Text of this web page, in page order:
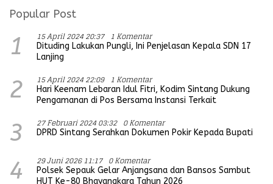
Popular Post
1 15 April 2024 20:37 1 Komentar
Dituding Lakukan Pungli, Ini Penjelasan Kepala SDN 17
Lanjing
2 15 April 2024 22:09 1 Komentar
Hari Keenam Lebaran Idul Fitri, Kodim Sintang Dukung
Pengamanan di Pos Bersama Instansi Terkait
3 27 Februari 2024 03:32 0 Komentar
DPRD Sintang Serahkan Dokumen Pokir Kepada Bupati
4 29 Juni 2026 11:17 0 Komentar
Polsek Sepauk Gelar Anjangsana dan Bansos Sambut
HUT Ke-80 Bhayangkara Tahun 2026